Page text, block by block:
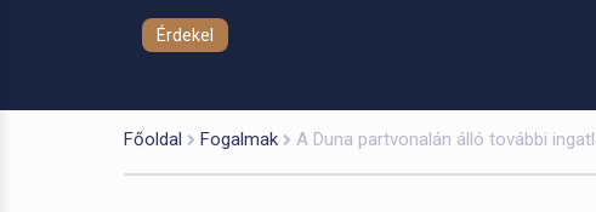
Érdekel
Főoldal Fogalmak A Duna partvonalán álló további